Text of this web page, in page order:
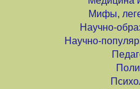
Мифы,
Научно-
Научно-